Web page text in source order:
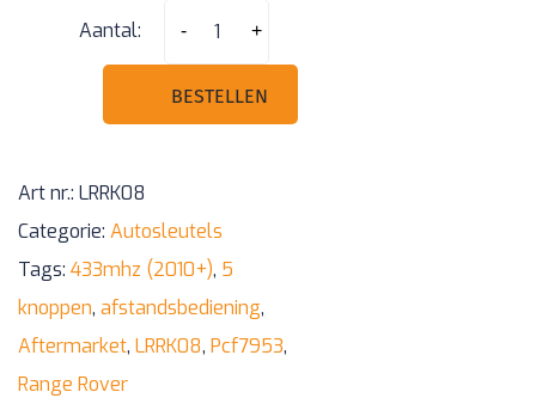
Aantal: -
5
knoppen
433mhz
compatibel,
niet-
origineel
+
BESTELLEN
Art nr.: LRRK08
Categorie: Autosleutels
Tags: 433mhz (2010+), 5
knoppen, afstandsbediening,
Aftermarket, LRRK08, Pcf7953,
Range Rover